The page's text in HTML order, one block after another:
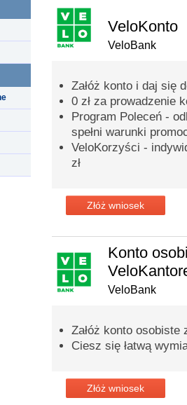
VeloKonto
VeloBank
Załóż konto i daj się
0 zł za prowadzenie
Program Poleceń -
spełni warunki
VeloKorzyści -
zł
Złóż wniosek
Konto
VeloBank
Załóż konto osobiste
Ciesz się łatwą
Złóż wniosek